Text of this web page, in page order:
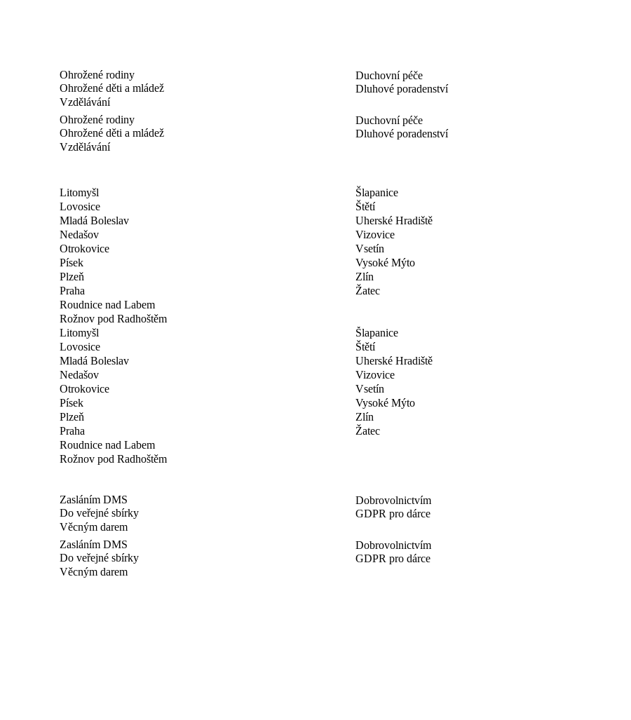
Ohrožené rodiny
Ohrožené děti a mládež
Vzdělávání
Duchovní péče
Dluhové poradenství
Ohrožené rodiny
Ohrožené děti a mládež
Vzdělávání
Duchovní péče
Dluhové poradenství
Litomyšl
Lovosice
Mladá Boleslav
Nedašov
Otrokovice
Písek
Plzeň
Praha
Roudnice nad Labem
Rožnov pod Radhoštěm
Šlapanice
Štětí
Uherské Hradiště
Vizovice
Vsetín
Vysoké Mýto
Zlín
Žatec
Litomyšl
Lovosice
Mladá Boleslav
Nedašov
Otrokovice
Písek
Plzeň
Praha
Roudnice nad Labem
Rožnov pod Radhoštěm
Šlapanice
Štětí
Uherské Hradiště
Vizovice
Vsetín
Vysoké Mýto
Zlín
Žatec
Zasláním DMS
Do veřejné sbírky
Věcným darem
Dobrovolnictvím
GDPR pro dárce
Zasláním DMS
Do veřejné sbírky
Věcným darem
Dobrovolnictvím
GDPR pro dárce